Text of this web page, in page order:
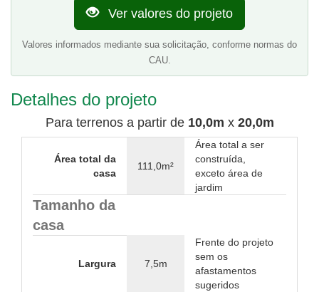
Ver valores do projeto
Valores informados mediante sua solicitação, conforme normas do
CAU.
Detalhes do projeto
Para terrenos a partir de 10,0m x 20,0m
Área total da
casa
111,0m²
Área total a ser
construída,
exceto área de
jardim
Tamanho da
casa
Largura 7,5m
Frente do projeto
sem os
afastamentos
sugeridos